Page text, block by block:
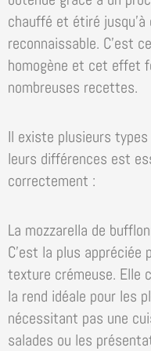
chauffé et étiré
reconnaissable. C’est
homogène et cet effet
nombreuses recettes.
Il existe plusieurs
leurs différences est
correctement :
La mozzarella de
C’est la plus
texture crémeuse. Elle
la rend idéale pour les
nécessitant pas une
salades ou les